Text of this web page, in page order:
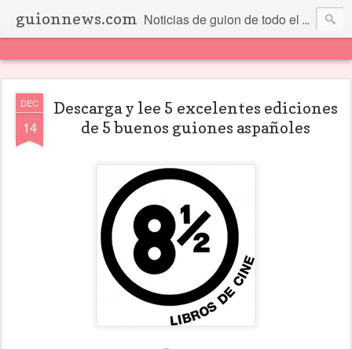
guionnews.com Noticias de guion de todo el mundo... Y más.
DEC
14
Descarga y lee 5 excelentes ediciones
de 5 buenos guiones aspañoles